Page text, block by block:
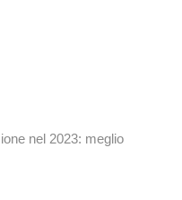
nel 2023: meglio